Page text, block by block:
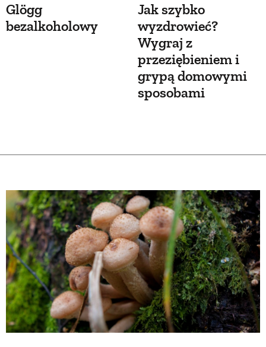
Glögg
bezalkoholowy
Jak szybko
wyzdrowieć?
Wygraj z
przeziębieniem i
grypą domowymi
sposobami